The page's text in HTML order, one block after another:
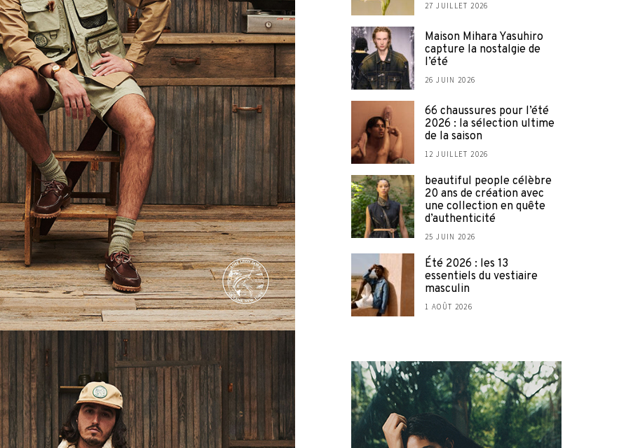
27 JUILLET 2026
Maison Mihara Yasuhiro
capture la nostalgie de
l’été
26 JUIN 2026
66 chaussures pour l’été
2026 : la sélection ultime
de la saison
12 JUILLET 2026
beautiful people célèbre
20 ans de création avec
une collection en quête
d’authenticité
25 JUIN 2026
Été 2026 : les 13
essentiels du vestiaire
masculin
1 AOÛT 2026